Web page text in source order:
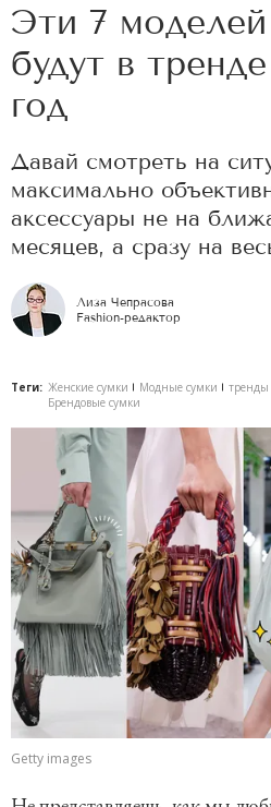
Эти 7
будут в
год
Давай смотреть на
максимально
аксессуары не на
месяцев, а сразу на
Лиза Чепрасова
Fashion-редактор
Теги: Женские сумки Модные сумки тренды
Брендовые сумки
Getty images